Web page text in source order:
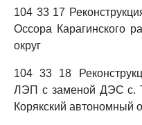
104 33 17
Оссора Карагинского
округ
104 33 18
ЛЭП с заменой ДЭС с.
Корякский автономный